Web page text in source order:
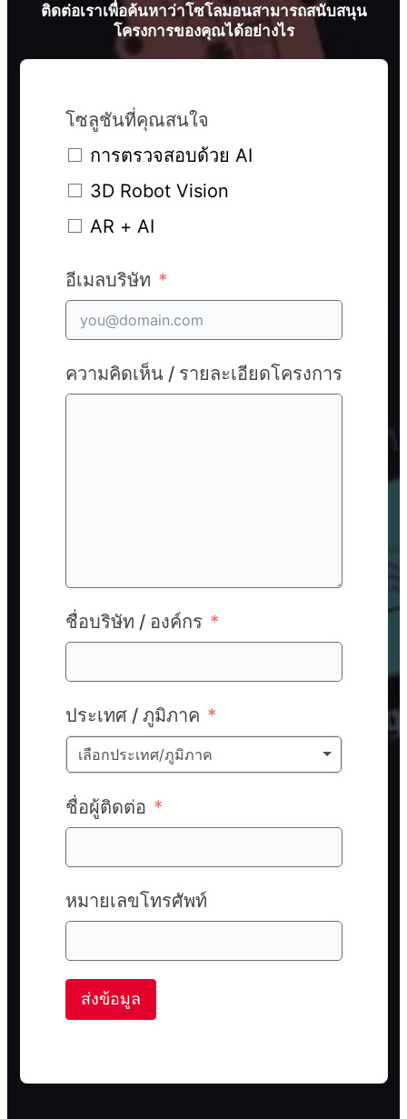
ติดต่อเราเพื่อค้นหาว่าโซโลมอนสามารถสนับสนุน
โครงการของคุณได้อย่างไร
โซลูชันที่คุณสนใจ
การตรวจสอบด้วย AI
3D Robot Vision
AR + AI
อีเมลบริษัท
ความคิดเห็น / รายละเอียดโครงการ
ชื่อบริษัท / องค์กร
ประเทศ / ภูมิภาค
เลือกประเทศ/ภูมิภาค
ชื่อผู้ติดต่อ
หมายเลขโทรศัพท์
ส่งข้อมูล